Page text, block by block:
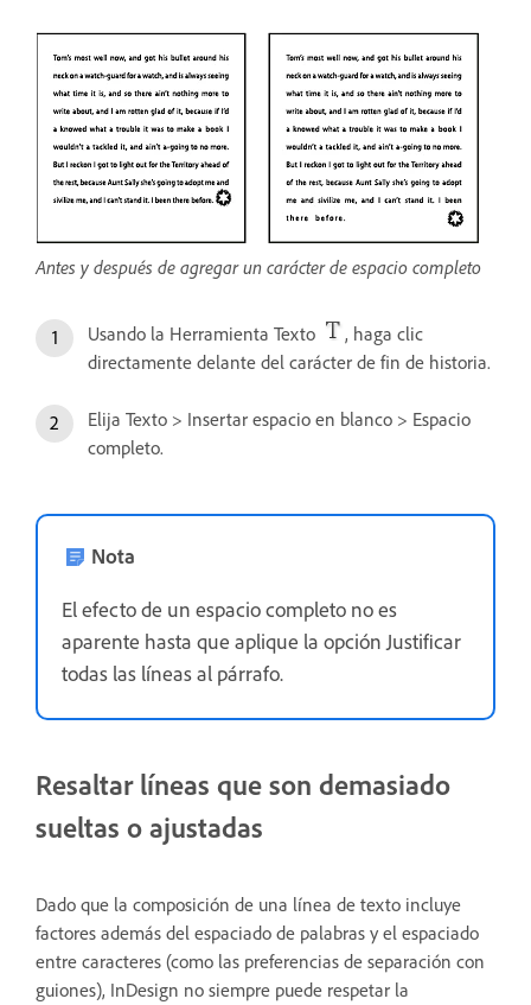
Antes y después de agregar un carácter de espacio completo
Usando la Herramienta Texto
, haga clic
directamente delante del carácter de fin de historia.
Elija Texto > Insertar espacio en blanco > Espacio
completo.
Nota
El efecto de un espacio completo no es
aparente hasta que aplique la opción Justificar
todas las líneas al párrafo.
Resaltar líneas que son demasiado
sueltas o ajustadas
Dado que la composición de una línea de texto incluye
factores además del espaciado de palabras y el espaciado
entre caracteres (como las preferencias de separación con
guiones), InDesign no siempre puede respetar la